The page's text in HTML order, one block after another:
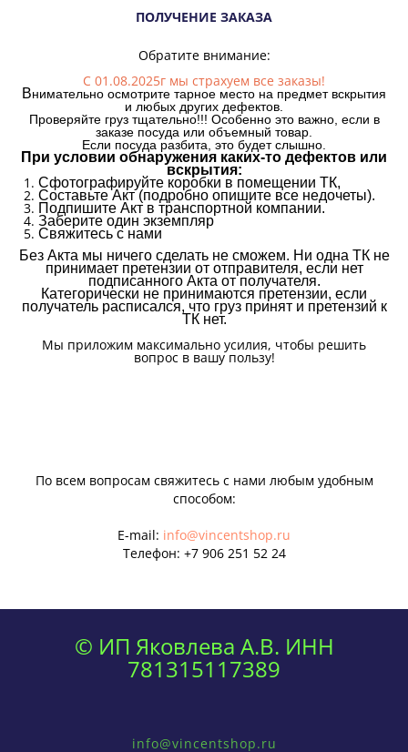
ПОЛУЧЕНИЕ ЗАКАЗА
Обратите внимание:
С 01.08.2025г мы страхуем все заказы!
Внимательно осмотрите тарное место на предмет вскрытия
и любых других дефектов.
Проверяйте груз тщательно!!! Особенно это важно, если в
заказе посуда или объемный товар.
Если посуда разбита, это будет слышно.
При условии обнаружения каких-то дефектов или
вскрытия:
Сфотографируйте коробки в помещении ТК,
Составьте Акт (подробно опишите все недочеты).
Подпишите Акт в транспортной компании.
Заберите один экземпляр
Свяжитесь с нами
Без Акта мы ничего сделать не сможем. Ни одна ТК не
принимает претензии от отправителя, если нет
подписанного Акта от получателя.
Категорически не принимаются претензии, если
получатель расписался, что груз принят и претензий к
ТК нет.
Мы приложим максимально усилия, чтобы решить
вопрос в вашу пользу!
По всем вопросам свяжитесь с нами любым удобным
способом:
E-mail: info@vincentshop.ru
Телефон: +7 906 251 52 24
© ИП Яковлева А.В. ИНН
781315117389
info@vincentshop.ru